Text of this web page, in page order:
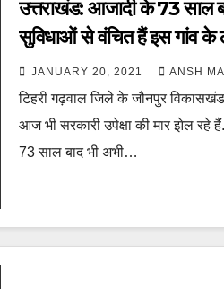
उत्तराखंड: आजादी के 73 साल
सुविधाओं से वंचित हैं इस गांव के
दावों की हकीकत
JANUARY 20, 2021 ANSH
टिहरी गढ़वाल जिले के जौनपुर
आज भी सरकारी उपेक्षा की मार झेल रहे
73 साल बाद भी अभी…